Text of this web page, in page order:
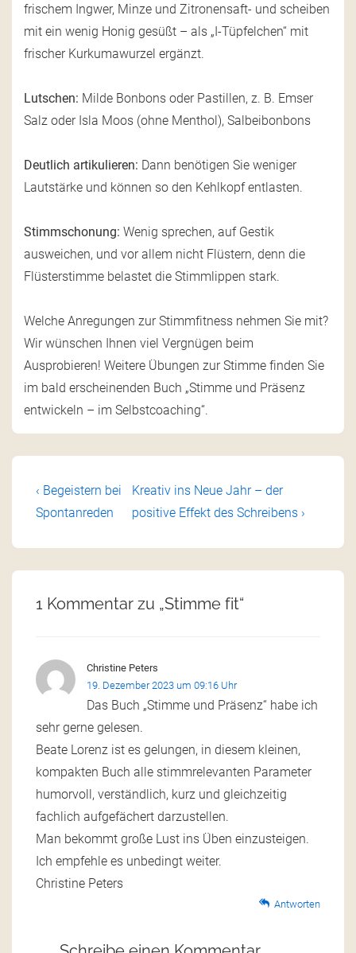
frischem Ingwer, Minze und Zitronensaft- und scheiben
mit ein wenig Honig gesüßt – als „I-Tüpfelchen“ mit
frischer Kurkumawurzel ergänzt.
Lutschen: Milde Bonbons oder Pastillen, z. B. Emser
Salz oder Isla Moos (ohne Menthol), Salbeibonbons
Deutlich artikulieren: Dann benötigen Sie weniger
Lautstärke und können so den Kehlkopf entlasten.
Stimmschonung: Wenig sprechen, auf Gestik
ausweichen, und vor allem nicht Flüstern, denn die
Flüsterstimme belastet die Stimmlippen stark.
Welche Anregungen zur Stimmfitness nehmen Sie mit?
Wir wünschen Ihnen viel Vergnügen beim
Ausprobieren! Weitere Übungen zur Stimme finden Sie
im bald erscheinenden Buch „Stimme und Präsenz
entwickeln – im Selbstcoaching“.
‹ Begeistern bei
Spontanreden
Kreativ ins Neue Jahr – der
positive Effekt des Schreibens ›
1 Kommentar zu „Stimme fit“
Christine Peters
19. Dezember 2023 um 09:16 Uhr
Das Buch „Stimme und Präsenz“ habe ich
sehr gerne gelesen.
Beate Lorenz ist es gelungen, in diesem kleinen,
kompakten Buch alle stimmrelevanten Parameter
humorvoll, verständlich, kurz und gleichzeitig
fachlich aufgefächert darzustellen.
Man bekommt große Lust ins Üben einzusteigen.
Ich empfehle es unbedingt weiter.
Christine Peters
Antworten